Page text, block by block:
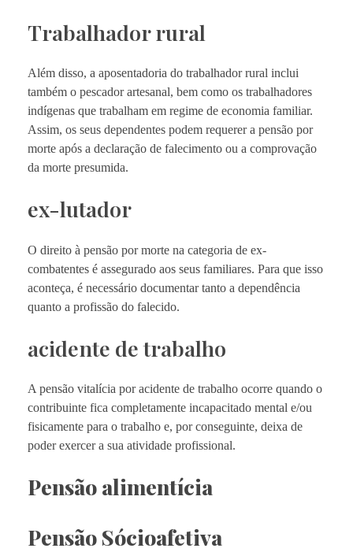
Trabalhador rural
Além disso, a aposentadoria do trabalhador rural inclui
também o pescador artesanal, bem como os trabalhadores
indígenas que trabalham em regime de economia familiar.
Assim, os seus dependentes podem requerer a pensão por
morte após a declaração de falecimento ou a comprovação
da morte presumida.
ex-lutador
O direito à pensão por morte na categoria de ex-
combatentes é assegurado aos seus familiares. Para que isso
aconteça, é necessário documentar tanto a dependência
quanto a profissão do falecido.
acidente de trabalho
A pensão vitalícia por acidente de trabalho ocorre quando o
contribuinte fica completamente incapacitado mental e/ou
fisicamente para o trabalho e, por conseguinte, deixa de
poder exercer a sua atividade profissional.
Pensão alimentícia
Pensão Sócioafetiva